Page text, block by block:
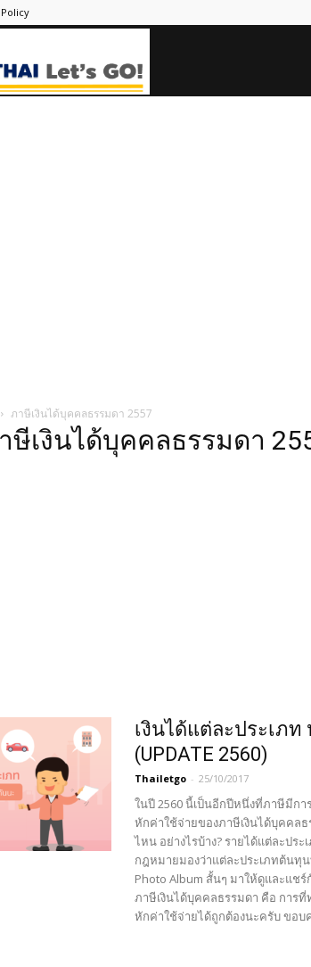
ภาษีเงินได้บุคคลธรรมดา 2557
ษีเงินได้บุคคลธรรมดา
เงินได้แต่ละประเภท
(UPDATE 2560)
Thailetgo - 25/10/2017
ในปี 2560 นี้เป็นอีกปีหนึ่งที่ภาษีมีกา
หักค่าใช้จ่ายของภาษีเงินได้บุคคล
ไหน อย่างไรบ้าง? รายได้แต่ละปร
กฎหมายมองว่าแต่ละประเภทต้นทุ
Photo Album สั้นๆ มาให้ดูและแช
ภาษีเงินได้บุคคลธรรมดา คือ การที่
หักค่าใช้จ่ายได้ถูกต้องนะครับ ขอบ